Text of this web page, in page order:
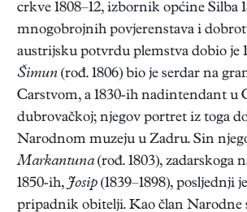
crkve 1808–12, izbornik općine Silba
mnogobrojnih povjerenstava i
austrijsku potvrdu plemstva dobio je
Šimun (rođ. 1806) bio je serdar na
Carstvom, a 1830-ih nadintendant u
dubrovačkoj; njegov portret iz toga
Narodnom muzeju u Zadru. Sin
Markantuna(rođ. 1803), zadarskoga
1850-ih, Josip (1839–1898), posljednji
pripadnik obitelji. Kao član Narodne